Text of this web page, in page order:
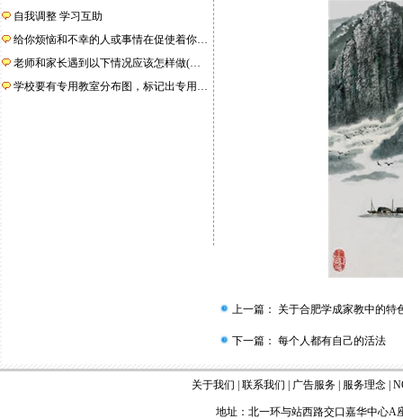
自我调整 学习互助
给你烦恼和不幸的人或事情在促使着你…
老师和家长遇到以下情况应该怎样做(…
学校要有专用教室分布图，标记出专用…
上一篇： 关于合肥学成家教中的特
下一篇： 每个人都有自己的活法
关于我们 联系我们 广告服务| 服务理念|
地址：北一环与站西路交口嘉华中心